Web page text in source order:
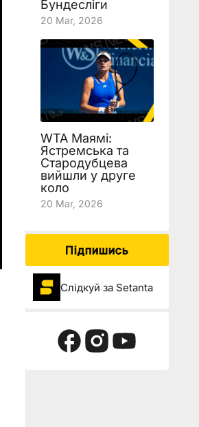
Бундесліги
20 Mar, 2026
WTA Маямі:
Ястремська та
Стародубцева
вийшли у друге
коло
20 Mar, 2026
Підпишись
Слідкуй за Setanta